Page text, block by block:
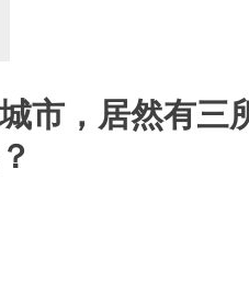
市，居然有三